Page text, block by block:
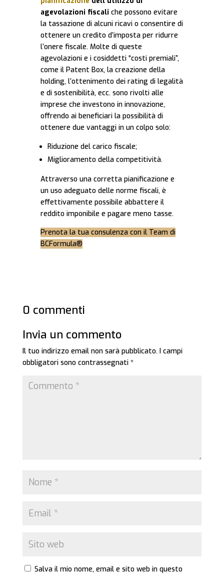
agevolazioni fiscali che possono evitare
la tassazione di alcuni ricavi o consentire di
ottenere un credito d’imposta per ridurre
l’onere fiscale. Molte di queste
agevolazioni e i cosiddetti “costi premiali”,
come il Patent Box, la creazione della
holding, l’ottenimento dei rating di legalità
e di sostenibilità, ecc. sono rivolti alle
imprese che investono in innovazione,
offrendo ai beneficiari la possibilità di
ottenere due vantaggi in un colpo solo:
Riduzione del carico fiscale;
Miglioramento della competitività.
Attraverso una corretta pianificazione e
un uso adeguato delle norme fiscali, è
effettivamente possibile abbattere il
reddito imponibile e pagare meno tasse.
Prenota la tua consulenza con il Team di
BCFormula®
0 commenti
Invia un commento
Il tuo indirizzo email non sarà pubblicato. I campi
obbligatori sono contrassegnati *
Salva il mio nome, email e sito web in questo